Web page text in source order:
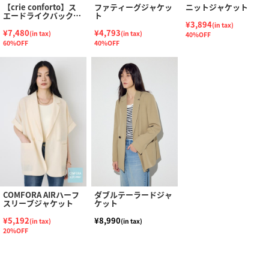
【crie conforto】ス
エードライクバックポ
ケットジャケット
¥7,480(in tax)
60%OFF
ファティーグジャケッ
ト
¥4,793(in tax)
40%OFF
ニットジャケット
¥3,894(in tax)
40%OFF
COMFORA AIRハーフ
スリーブジャケット
¥5,192(in tax)
20%OFF
ダブルテーラードジャ
ケット
¥8,990(in tax)